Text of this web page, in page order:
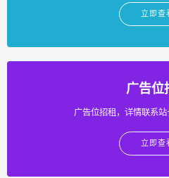
立即查
广告位
广告位招租，详情联系
立即查